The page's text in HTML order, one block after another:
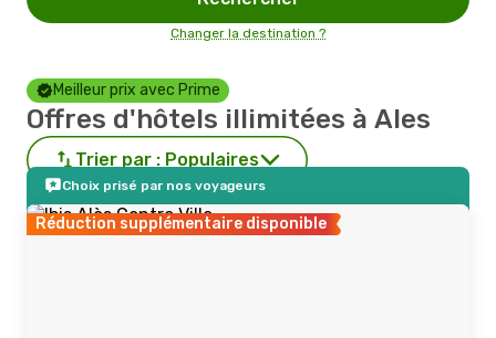
Changer la destination ?
Meilleur prix avec Prime
Offres d'hôtels illimitées à Ales
Trier par : Populaires
Choix prisé par nos voyageurs
Réduction supplémentaire disponible